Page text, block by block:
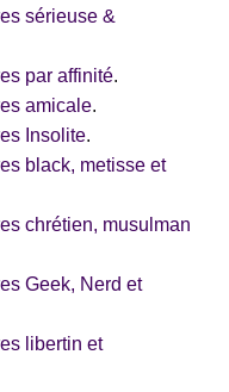
sérieuse &
par affinité.
amicale.
Insolite.
black, metisse et
chrétien, musulman
Geek, Nerd et
libertin et